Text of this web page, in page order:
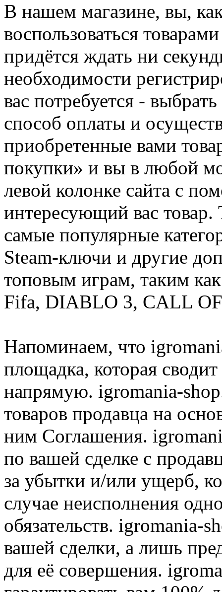
В нашем магазине, вы,
воспользоваться
придётся ждать ни
необходимости
вас потребуется -
способ оплаты и
приобретенные вами
покупки» и вы в любой
левой колонке сайта с
интересующий вас
самые популярные
Steam-ключи и другие
топовым играм, таким
Fifa, DIABLO 3, CALL
Напоминаем, что
площадка, которая
напрямую. igromania-
товаров продавца на
ним Соглашения.
по вашей сделке с
за убытки и/или ущерб,
случае неисполнения
обязательств. igromania-
вашей сделки, а лишь
для её совершения.